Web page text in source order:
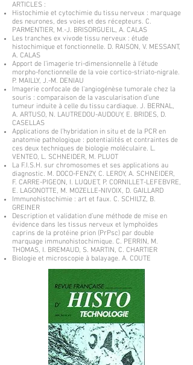
ARTICLES :
Histochimie et cytochimie du tissu nerveux : marquage
des neurones, des voies et des récepteurs. C.
PARMENTIER, M.-J. BRISORGUEIL, A. CALAS
Les tranches ex vivode tissu nerveux : étude
histochimique et fonctionnelle. D. RAISON, V. MESSANT,
A. CALAS
Apport de l’imagerie tri-dimensionnelle à l’étude
morpho-fonctionnelle de la voie cortico-striato-nigrale.
P. MAILLY, J.-M. DENIAU
Imagerie confocale de l’angiogénèse tumorale chez la
souris : comparaison de la vascularisation d’une
tumeur induite à celle du tissu cardiaque. J. BERNAL,
A. ARTUSO, N. LAUTREDOU-AUDOUY, E. BRIDES, D.
CASELLAS
Applications de l’hybridation in situ et de la PCR en
anatomie pathologique : potentialités et contraintes de
ces deux techniques de biologie moléculaire. L.
VENTEO, L. SCHNEIDER, M. PLUOT
La F.I.S.H. sur chromosomes et ses applications au
diagnostic. M. DOCO-FENZY, C. LEROY, A. SCHNEIDER,
F. CARRE-PIGEON, I. LUQUET, P. CORNILLET-LEFEBVRE,
E. LAGONOTTE, M. MOZELLE-NIVOIX, D. GAILLARD
Immunohistochimie : art et faux. C. SCHILTZ, B.
GREINER
Description et validation d’une méthode de mise en
évidence dans les tissus nerveux et lymphoïdes
caprins de la protéine prion (PrPsc) par double
marquage immunohistochimique. C. PERRIN, M.
THOMAS, I. BREMAUD, S. MARTIN, C. CHARTIER
Biologie et microscopie à balayage. A. COUTE